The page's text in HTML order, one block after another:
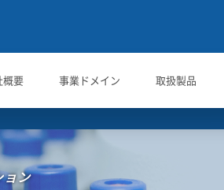
概要 事業ドメイン 取扱製品
ョン